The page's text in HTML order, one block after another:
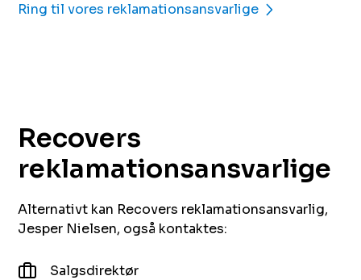
Ring til vores reklamationsansvarlige
Recovers
reklamationsansvarlige
Alternativt kan Recovers reklamationsansvarlig,
Jesper Nielsen, også kontaktes:
Salgsdirektør